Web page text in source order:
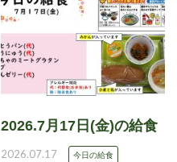
2026.7月17日(金)の給食
2026.07.17 今日の給食